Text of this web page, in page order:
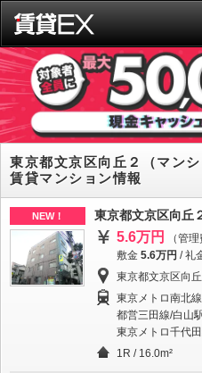
東京都文京区向丘２（マン
賃貸マンション情報
NEW！ 東京都文京区向丘
5.6万円
（管
敷金 5.6万円 /礼
東京都文京区向丘
東京メトロ南北
都営三田線/白山
東京メトロ千代
1R / 16.0m²